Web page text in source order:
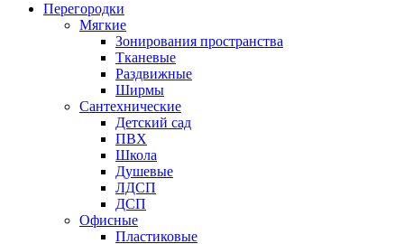
Перегородки
Мягкие
Зонирования пространства
Тканевые
Раздвижные
Ширмы
Сантехнические
Детский сад
ПВХ
Школа
Душевые
ЛДСП
ДСП
Офисные
Пластиковые